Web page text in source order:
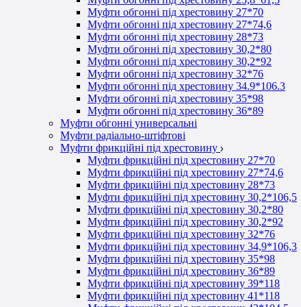
Муфти обгонні під хрестовину 27*70
Муфти обгонні під хрестовину 27*74,6
Муфти обгонні під хрестовину 28*73
Муфти обгонні під хрестовину 30,2*80
Муфти обгонні під хрестовину 30,2*92
Муфти обгонні під хрестовину 32*76
Муфти обгонні під хрестовину 34.9*106.3
Муфти обгонні під хрестовину 35*98
Муфти обгонні під хрестовину 36*89
Муфти обгонні универсальні
Муфти радіально-штіфтові
Муфти фрикційні під хрестовину
Муфти фрикційні під хрестовину 27*70
Муфти фрикційні під хрестовину 27*74,6
Муфти фрикційні під хрестовину 28*73
Муфти фрикційні під хрестовину 30,2*106,5
Муфти фрикційні під хрестовину 30,2*80
Муфти фрикційні під хрестовину 30,2*92
Муфти фрикційні під хрестовину 32*76
Муфти фрикційні під хрестовину 34,9*106,3
Муфти фрикційні під хрестовину 35*98
Муфти фрикційні під хрестовину 36*89
Муфти фрикційні під хрестовину 39*118
Муфти фрикційні під хрестовину 41*118